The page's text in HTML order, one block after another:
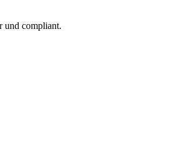
und compliant.